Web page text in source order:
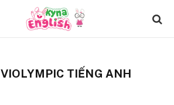
VIOLYMPIC TIẾNG ANH